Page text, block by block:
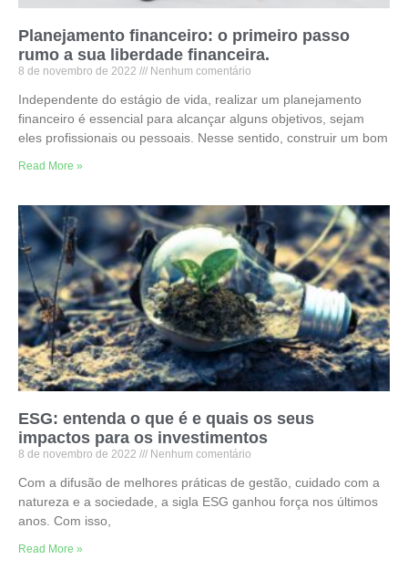
Planejamento financeiro: o primeiro passo
rumo a sua liberdade financeira.
8 de novembro de 2022 Nenhum comentário
Independente do estágio de vida, realizar um planejamento
financeiro é essencial para alcançar alguns objetivos, sejam
eles profissionais ou pessoais. Nesse sentido, construir um bom
Read More »
ESG: entenda o que é e quais os seus
impactos para os investimentos
8 de novembro de 2022 Nenhum comentário
Com a difusão de melhores práticas de gestão, cuidado com a
natureza e a sociedade, a sigla ESG ganhou força nos últimos
anos. Com isso,
Read More »